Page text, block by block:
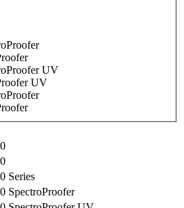
UV
Series
SpectroProofer